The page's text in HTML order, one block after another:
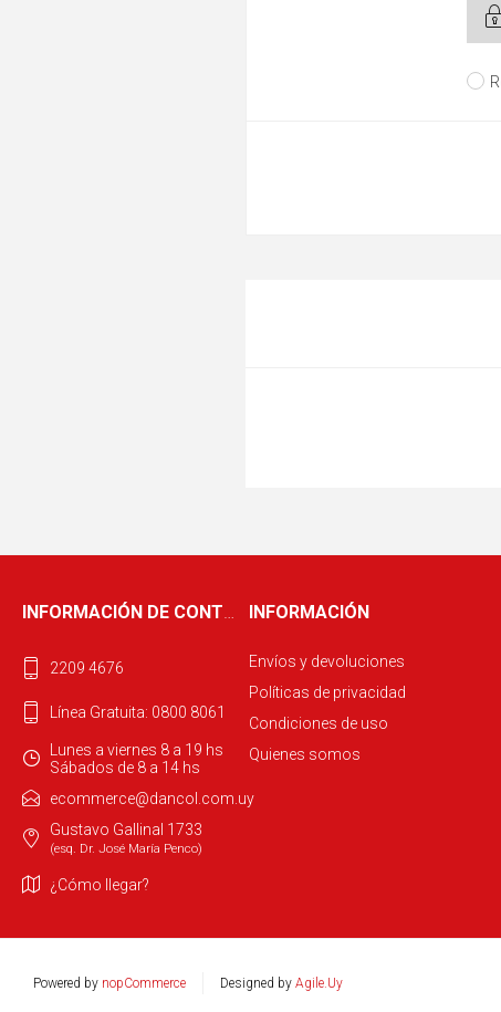
INFORMACIÓN DE CONTACTO
2209 4676
Línea Gratuita: 0800 8061
Lunes a viernes 8 a 19 hs
Sábados de 8 a 14 hs
ecommerce@dancol.com.uy
Gustavo Gallinal 1733
(esq. Dr. José María Penco)
¿Cómo llegar?
INFORMACIÓN
Envíos y devoluciones
Políticas de privacidad
Condiciones de uso
Quienes somos
Powered by nopCommerce Designed by Agile.Uy